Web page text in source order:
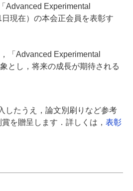
Advanced Experimental
現在）の本会正会員を表彰す
「Advanced Experimental
とし，将来の成長が期待される
したうえ，論文別刷りなど参考
を贈呈します．詳しくは， 表彰